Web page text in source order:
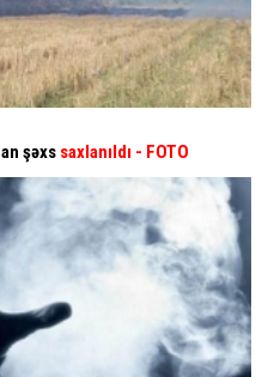
şəxs saxlanıldı - FOTO